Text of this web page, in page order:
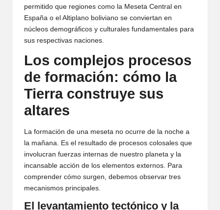
permitido que regiones como la Meseta Central en
España o el Altiplano boliviano se conviertan en
núcleos demográficos y culturales fundamentales para
sus respectivas naciones.
Los complejos procesos
de formación: cómo la
Tierra construye sus
altares
La formación de una meseta no ocurre de la noche a
la mañana. Es el resultado de procesos colosales que
involucran fuerzas internas de nuestro planeta y la
incansable acción de los elementos externos. Para
comprender cómo surgen, debemos observar tres
mecanismos principales.
El levantamiento tectónico y la